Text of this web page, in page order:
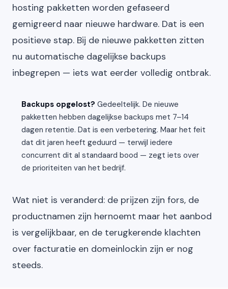
hosting pakketten worden gefaseerd
gemigreerd naar nieuwe hardware. Dat is een
positieve stap. Bij de nieuwe pakketten zitten
nu automatische dagelijkse backups
inbegrepen — iets wat eerder volledig ontbrak.
Backups opgelost? Gedeeltelijk. De nieuwe
pakketten hebben dagelijkse backups met 7–14
dagen retentie. Dat is een verbetering. Maar het feit
dat dit jaren heeft geduurd — terwijl iedere
concurrent dit al standaard bood — zegt iets over
de prioriteiten van het bedrijf.
Wat niet is veranderd: de prijzen zijn fors, de
productnamen zijn hernoemt maar het aanbod
is vergelijkbaar, en de terugkerende klachten
over facturatie en domeinlockin zijn er nog
steeds.